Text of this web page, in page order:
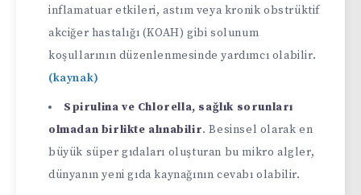
inflamatuar etkileri, astım veya kronik obstrüktif
akciğer hastalığı (KOAH) gibi solunum
koşullarının düzenlenmesinde yardımcı olabilir.
(kaynak)
Spirulina ve Chlorella, sağlık sorunları
olmadan birlikte alınabilir. Besinsel olarak en
büyük süper gıdaları oluşturan bu mikro algler,
dünyanın yeni gıda kaynağının cevabı olabilir.